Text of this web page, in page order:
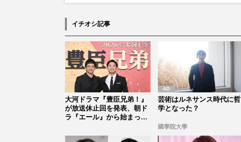
イチオシ記事
大河ドラマ『豊臣兄弟！』
が放送休止回を発表、朝ド
ラ『エール』から始まった
芸術はルネサンス時代に哲
学となった？
國學院大學